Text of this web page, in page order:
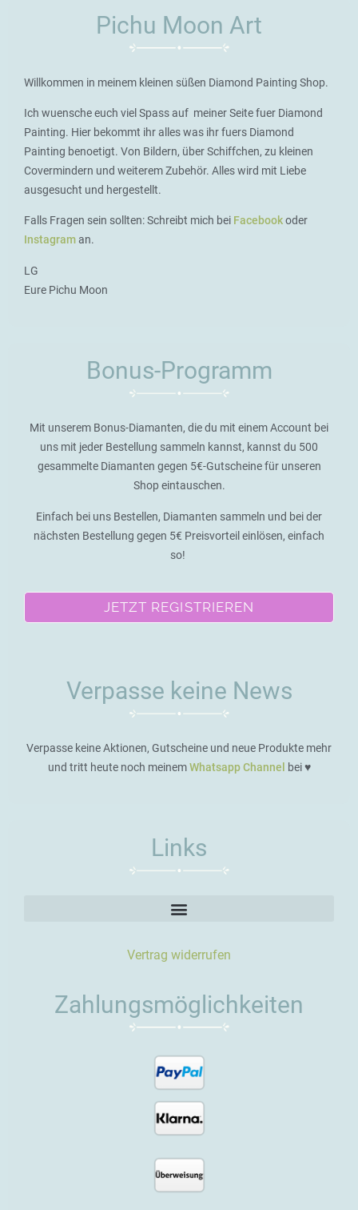
Pichu Moon Art
Willkommen in meinem kleinen süßen Diamond Painting Shop.
Ich wuensche euch viel Spass auf meiner Seite fuer Diamond
Painting. Hier bekommt ihr alles was ihr fuers Diamond
Painting benoetigt. Von Bildern, über Schiffchen, zu kleinen
Covermindern und weiterem Zubehör. Alles wird mit Liebe
ausgesucht und hergestellt.
Falls Fragen sein sollten: Schreibt mich bei Facebookoder
Instagraman.
LG
Eure Pichu Moon
Bonus-Programm
Mit unserem Bonus-Diamanten, die du mit einem Account bei
uns mit jeder Bestellung sammeln kannst, kannst du 500
gesammelte Diamanten gegen 5€-Gutscheine für unseren
Shop eintauschen.
Einfach bei uns Bestellen, Diamanten sammeln und bei der
nächsten Bestellung gegen 5€ Preisvorteil einlösen, einfach
so!
JETZT REGISTRIEREN
Verpasse keine News
Verpasse keine Aktionen, Gutscheine und neue Produkte mehr
und tritt heute noch meinemWhatsapp Channel bei ♥️
Links
Vertrag widerrufen
Zahlungsmöglichkeiten